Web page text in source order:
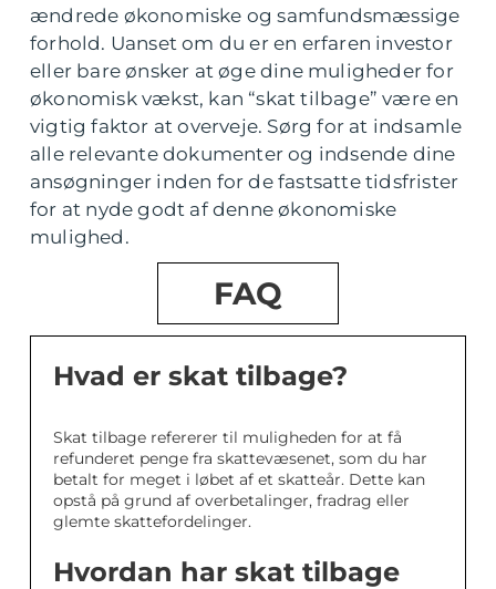
ændrede økonomiske og samfundsmæssige
forhold. Uanset om du er en erfaren investor
eller bare ønsker at øge dine muligheder for
økonomisk vækst, kan “skat tilbage” være en
vigtig faktor at overveje. Sørg for at indsamle
alle relevante dokumenter og indsende dine
ansøgninger inden for de fastsatte tidsfrister
for at nyde godt af denne økonomiske
mulighed.
FAQ
Hvad er skat tilbage?
Skat tilbage refererer til muligheden for at få
refunderet penge fra skattevæsenet, som du har
betalt for meget i løbet af et skatteår. Dette kan
opstå på grund af overbetalinger, fradrag eller
glemte skattefordelinger.
Hvordan har skat tilbage